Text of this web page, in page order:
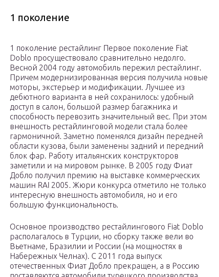
1 поколение
1 поколение рестайлинг Первое поколение Fiat
Doblo просуществовало сравнительно недолго.
Весной 2004 году автомобиль пережил рестайлинг.
Причем модернизированная версия получила новые
моторы, экстерьер и модификации. Лучшее из
дебютного варианта в ней сохранилось: удобный
доступ в салон, большой размер багажника и
способность перевозить значительный вес. При этом
внешность рестайлинговой модели стала более
гармоничной. Заметно поменялся дизайн передней
области кузова, были заменены задний и передний
блок фар. Работу итальянских конструкторов
заметили и на мировом рынке. В 2005 году Фиат
Добло получил премию на выставке коммерческих
машин RAI 2005. Жюри конкурса отметило не только
интересную внешность автомобиля, но и его
большую функциональность.
Основное производство рестайлингового Fiat Doblo
располагалось в Турции, но сборку также вели во
Вьетнаме, Бразилии и России (на мощностях в
Набережных Челнах). С 2011 года выпуск
отечественных Фиат Добло прекращен, а в Россию